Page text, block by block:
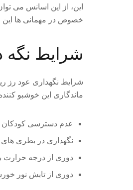
این، از این اسانس می
خصوص در مهمانی ها این
شرایط نگه
شرایط نگهداری عود رز
ماندگاری این خوشبو
عدم دسترسی کودکان
نگهداری در بطری های
دوری از درجه حرارت
دوری از تابش نور